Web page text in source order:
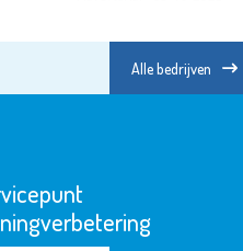
Alle bedrijven